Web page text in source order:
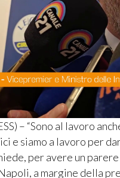
– “Sono al lavoro
e siamo a lavoro per
per avere un
a margine della